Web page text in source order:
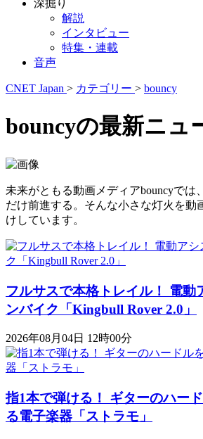
深掘り
解説
インタビュー
特集・連載
音声
CNET Japan > カテゴリー > bouncy
bouncyの最新ニュ
未来がともる動画メディアbouncyでは
だけ前進する。そんな小さな灯火を動
けしています。
フルサスで本格トレイル！ 電動
ンバイク「Kingbull Rover 2.0」
2026年08月04日 12時00分
指1本で弾ける！ ギターのハー
る電子楽器「ストラモ」